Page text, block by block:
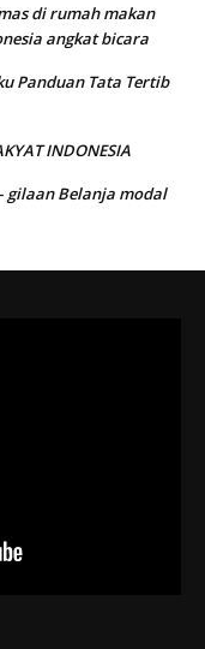
di rumah makan
angkat bicara
Panduan Tata Tertib
INDONESIA
gilaan Belanja modal